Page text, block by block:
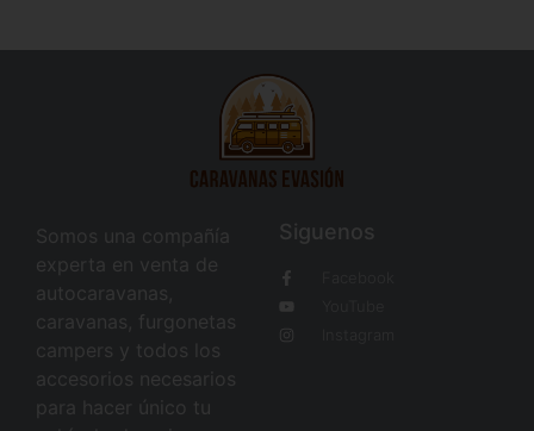
Somos una compañía
experta en venta de
autocaravanas,
caravanas, furgonetas
campers y todos los
accesorios necesarios
para hacer único tu
Siguenos